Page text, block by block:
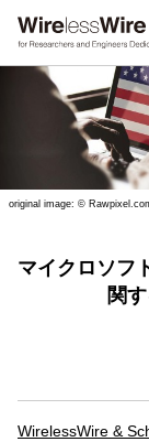
original image: ©
マイクロソフ
関
WirelessWire &